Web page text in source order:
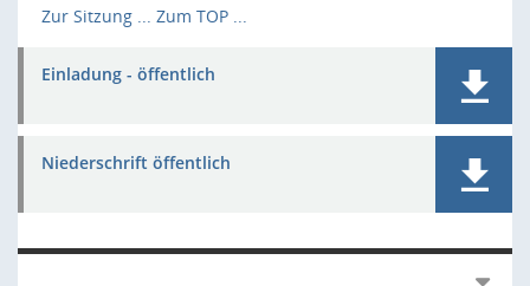
Zur Sitzung ... Zum TOP ...
Einladung - öffentlich
Niederschrift öffentlich